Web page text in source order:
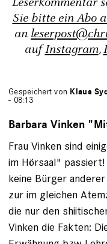
Sie bitte ein Abo
an
aufInstagram,
Gespeichert von Klaus
- 08:13
Barbara Vinken
Frau Vinken sind
im Hörsaal"
keine Bürger
zur im gleichen
die nur den
Vinken die Fakten: